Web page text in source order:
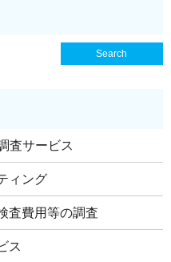
査サービス
ィング
査費用等の調査
ス